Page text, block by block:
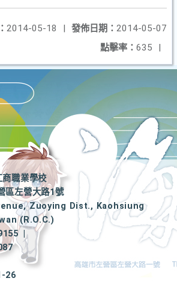
發佈日期： 2014-05-07
2014-05-18
|
點擊率： 635 |
商職業學校
區左營大路1號
Zuoying Dist., Kaohsiung
(R.O.C.)
|
26